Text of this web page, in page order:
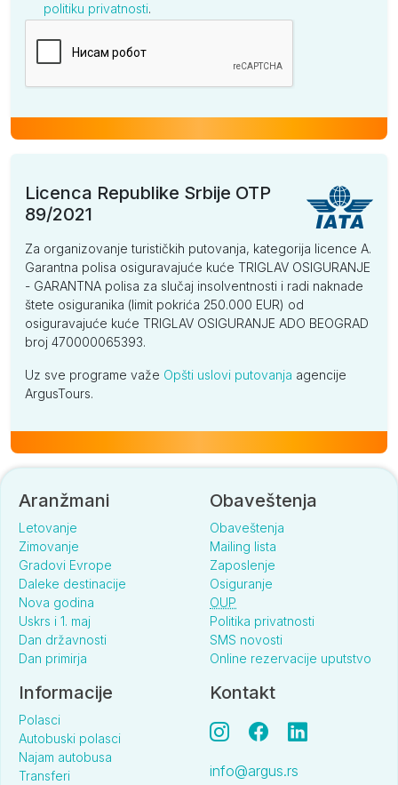
politiku privatnosti.
Licenca Republike Srbije OTP
89/2021
Za organizovanje turističkih putovanja, kategorija licence A.
Garantna polisa osiguravajuće kuće TRIGLAV OSIGURANJE
- GARANTNA polisa za slučaj insolventnosti i radi naknade
štete osiguranika (limit pokrića 250.000 EUR) od
osiguravajuće kuće TRIGLAV OSIGURANJE ADO BEOGRAD
broj 470000065393.
Uz sve programe važe Opšti uslovi putovanja agencije
ArgusTours.
Aranžmani
Letovanje
Zimovanje
Gradovi Evrope
Daleke destinacije
Nova godina
Uskrs i 1. maj
Dan državnosti
Dan primirja
Obaveštenja
Obaveštenja
Mailing lista
Zaposlenje
Osiguranje
OUP
Politika privatnosti
SMS novosti
Online rezervacije uputstvo
Informacije
Polasci
Autobuski polasci
Najam autobusa
Transferi
Kontakt
info@argus.rs